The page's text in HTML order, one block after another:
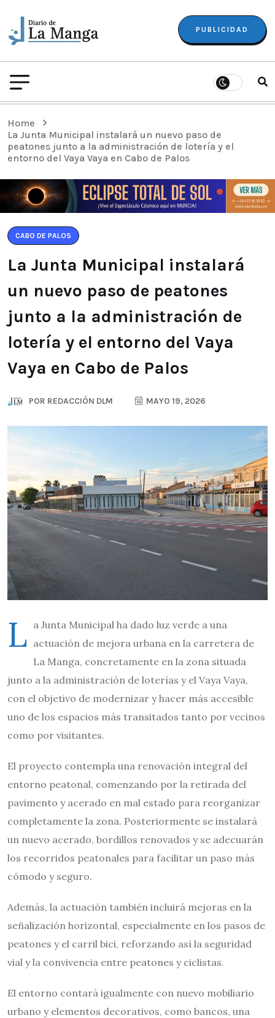
PUBLICIDAD
Home
La Junta Municipal instalará un nuevo paso de
peatones junto a la administración de lotería y el
entorno del Vaya Vaya en Cabo de Palos
CABO DE PALOS
La Junta Municipal instalará
un nuevo paso de peatones
junto a la administración de
lotería y el entorno del Vaya
Vaya en Cabo de Palos
POR REDACCIÓN DLM MAYO 19, 2026
L a Junta Municipal ha dado luz verde a una
actuación de mejora urbana en la carretera de
La Manga, concretamente en la zona situada
junto a la administración de loterías y el Vaya Vaya,
con el objetivo de modernizar y hacer más accesible
uno de los espacios más transitados tanto por vecinos
como por visitantes.
El proyecto contempla una renovación integral del
entorno peatonal, comenzando por la retirada del
pavimento y acerado en mal estado para reorganizar
completamente la zona. Posteriormente se instalará
un nuevo acerado, bordillos renovados y se adecuarán
los recorridos peatonales para facilitar un paso más
cómodo y seguro.
Además, la actuación también incluirá mejoras en la
señalización horizontal, especialmente en los pasos de
peatones y el carril bici, reforzando así la seguridad
vial y la convivencia entre peatones y ciclistas.
El entorno contará igualmente con nuevo mobiliario
urbano y elementos decorativos, como bancos, una